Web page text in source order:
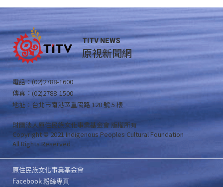
TITV NEWS
原視新聞網
電話：(02)2788-1600
傳真：(02)2788-1500
地址：台北市南港區重陽路 120 號 5 樓
財團法人原住民族文化事業基金會 版權所有
Copyright © 2021 Indigenous Peoples Cultural Foundation
All Rights Reserved .
原住民族文化事業基金會
Facebook 粉絲專頁